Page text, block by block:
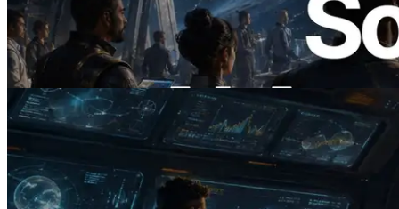
x402 — L'ère où les agents IA paient à la
demande les API dont ils ont besoin
Lire cet article